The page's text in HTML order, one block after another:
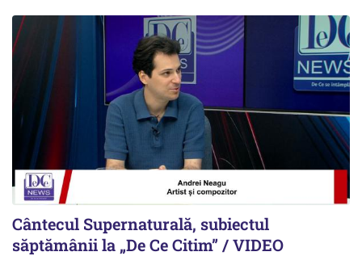
Cântecul Supernaturală, subiectul
săptămânii la „De Ce Citim” / VIDEO